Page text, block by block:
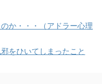
か・・・（アドラー心理
をひいてしまったこと